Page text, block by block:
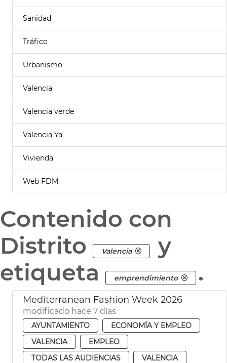
Sanidad
Tráfico
Urbanismo
Valencia
Valencia verde
Valencia Ya
Vivienda
Web FDM
Contenido con
Distrito
Valencia
y
etiqueta
emprendimiento .
Mediterranean Fashion Week 2026
modificado hace 7 días
AYUNTAMIENTO
ECONOMÍA Y EMPLEO
VALENCIA
EMPLEO
TODAS LAS AUDIENCIAS
VALENCIA